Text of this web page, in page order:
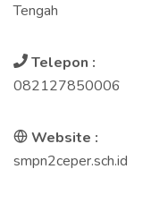
Tengah
Telepon :
082127850006
Website :
smpn2ceper.sch.id